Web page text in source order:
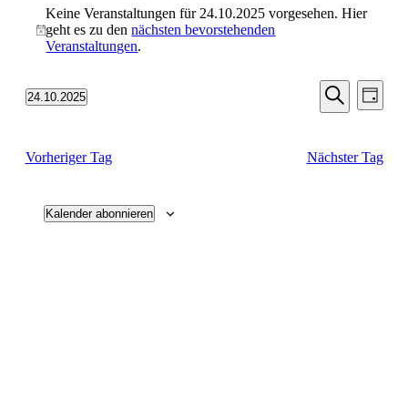
Hinweis
Keine Veranstaltungen für 24.10.2025 vorgesehen. Hier
geht es zu dennächsten bevorstehenden
Veranstaltungen.
Suche
Suche
Tag
24.10.2025
Vorheriger Tag
Nächster Tag
Kalender abonnieren